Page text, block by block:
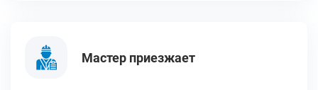
Мастер приезжает